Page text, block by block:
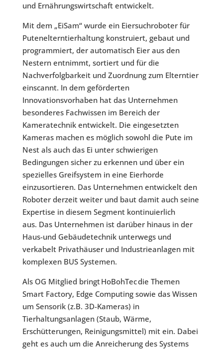
und Ernährungswirtschaft entwickelt.
Mit dem „EiSam“ wurde ein Eiersuchroboter für
Putenelterntierhaltung konstruiert, gebaut und
programmiert, der automatisch Eier aus den
Nestern entnimmt, sortiert und für die
Nachverfolgbarkeit und Zuordnung zum Elterntier
einscannt. In dem geförderten
Innovationsvorhaben hat das Unternehmen
besonderes Fachwissen im Bereich der
Kameratechnik entwickelt. Die eingesetzten
Kameras machen es möglich sowohl die Pute im
Nest als auch das Ei unter schwierigen
Bedingungen sicher zu erkennen und über ein
spezielles Greifsystem in eine Eierhorde
einzusortieren. Das Unternehmen entwickelt den
Roboter derzeit weiter und baut damit auch seine
Expertise in diesem Segment kontinuierlich
aus. Das Unternehmen ist darüber hinaus in der
Haus-und Gebäudetechnik unterwegs und
verkabelt Privathäuser und Industrieanlagen mit
komplexen BUS Systemen.
Als OG Mitglied bringt HoBohTec die Themen
Smart Factory, Edge Computing sowie das Wissen
um Sensorik (z.B. 3D-Kameras) in
Tierhaltungsanlagen (Staub, Wärme,
Erschütterungen, Reinigungsmittel) mit ein. Dabei
geht es auch um die Anreicherung des Systems